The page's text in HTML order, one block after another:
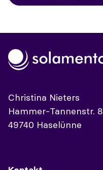
Christina Nieters
Hammer-Tannenstr. 8
49740 Haselünne